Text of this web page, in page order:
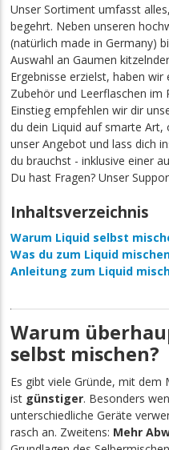
Unser Sortiment umfasst
begehrt. Neben unseren
(natürlich made in Germany)
Auswahl an Gaumen
Ergebnisse erzielst, haben
Zubehör und Leerflaschen im
Einstieg empfehlen wir dir
du dein Liquid auf smarte Art,
unser Angebot und lass dich
du brauchst - inklusive einer
Du hast Fragen? Unser
Inhaltsverzeichnis
Warum Liquid selbst
Was du zum Liquid
Anleitung zum Liquid
Warum
selbst mischen?
Es gibt viele Gründe, mit dem
ist günstiger. Besonders
unterschiedliche Geräte
rasch an. Zweitens: Mehr